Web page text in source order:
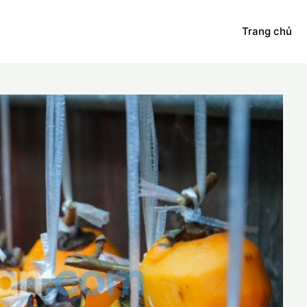
Trang chủ